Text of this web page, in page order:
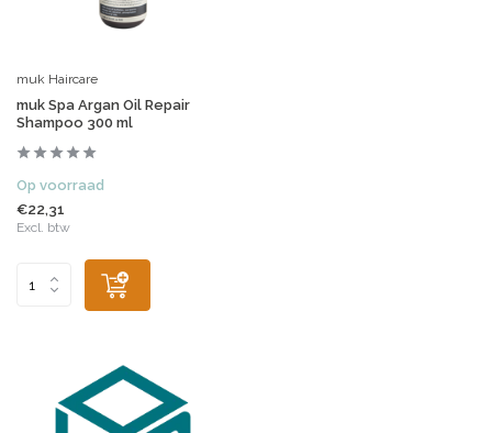
muk Haircare
muk Spa Argan Oil Repair
Shampoo 300 ml
Op voorraad
€22,31
Excl. btw